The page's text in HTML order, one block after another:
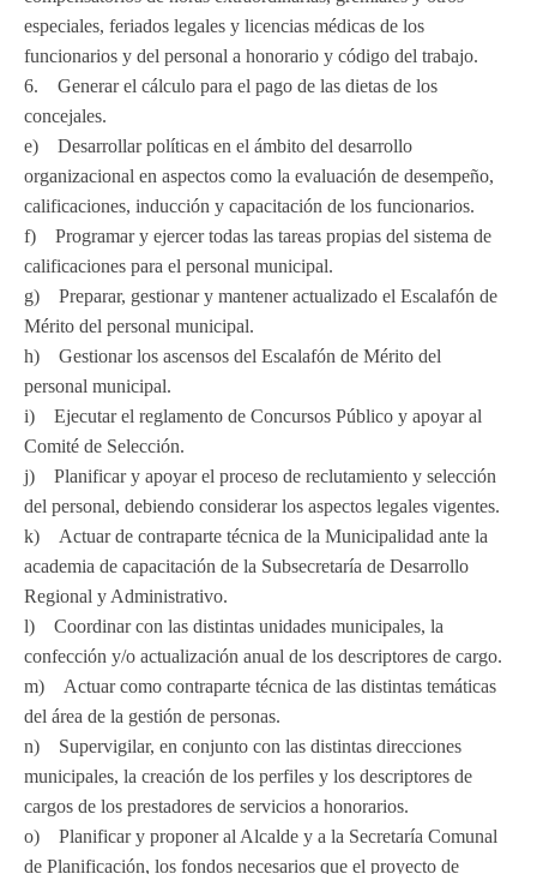
especiales, feriados legales y licencias médicas de los
funcionarios y del personal a honorario y código del trabajo.
6. Generar el cálculo para el pago de las dietas de los
concejales.
e) Desarrollar políticas en el ámbito del desarrollo
organizacional en aspectos como la evaluación de desempeño,
calificaciones, inducción y capacitación de los funcionarios.
f) Programar y ejercer todas las tareas propias del sistema de
calificaciones para el personal municipal.
g) Preparar, gestionar y mantener actualizado el Escalafón de
Mérito del personal municipal.
h) Gestionar los ascensos del Escalafón de Mérito del
personal municipal.
i) Ejecutar el reglamento de Concursos Público y apoyar al
Comité de Selección.
j) Planificar y apoyar el proceso de reclutamiento y selección
del personal, debiendo considerar los aspectos legales vigentes.
k) Actuar de contraparte técnica de la Municipalidad ante la
academia de capacitación de la Subsecretaría de Desarrollo
Regional y Administrativo.
l) Coordinar con las distintas unidades municipales, la
confección y/o actualización anual de los descriptores de cargo.
m) Actuar como contraparte técnica de las distintas temáticas
del área de la gestión de personas.
n) Supervigilar, en conjunto con las distintas direcciones
municipales, la creación de los perfiles y los descriptores de
cargos de los prestadores de servicios a honorarios.
o) Planificar y proponer al Alcalde y a la Secretaría Comunal
de Planificación, los fondos necesarios que el proyecto de